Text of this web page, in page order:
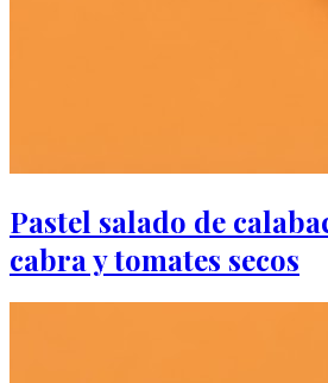
Pastel salado de
cabra y tomates secos